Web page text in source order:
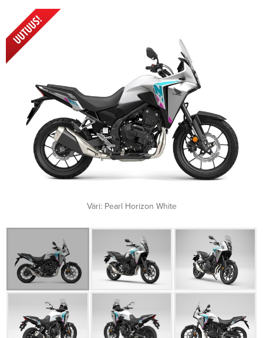
Väri: Pearl Horizon White